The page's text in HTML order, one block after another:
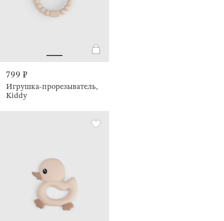
799 ₽
Игрушка-прорезыватель,
Kiddy